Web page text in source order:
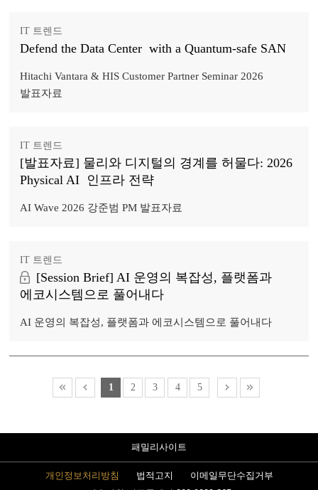
IT 트렌드
Defend the Data Center with a Quantum-safe SAN
Hitachi Vantara & HIS Customer Partner Seminar 2026
발표자료
IT 트렌드
[발표자료] 물리와 디지털의 경계를 허물다: 2026
Physical AI 인프라 전략
AI Wave 2026 강준범 PM 발표자료
IT 트렌드
[Session Brief] AI 운영의 복잡성, 플랫폼과
에코시스템으로 풀어내다
AI 운영의 복잡성, 플랫폼과 에코시스템으로 풀어내다
1 2 3 4 5
개인정보처리방침 법적고지 이메일무단수집거부
패밀리사이트